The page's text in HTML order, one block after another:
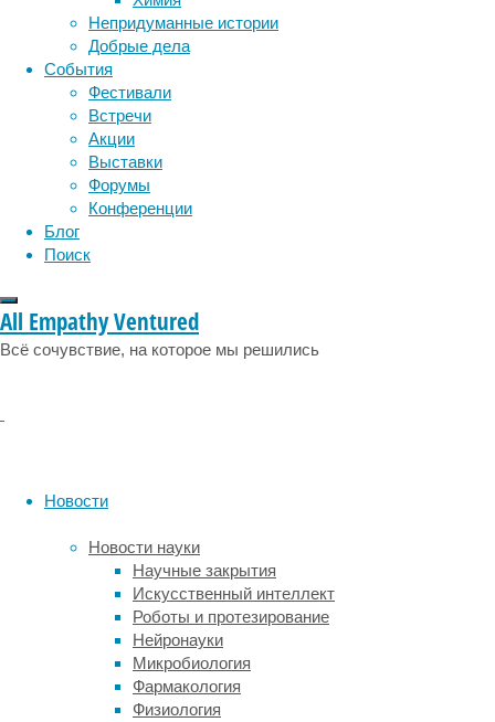
Непридуманные истории
Добрые дела
События
Фестивали
Встречи
Акции
Выставки
Форумы
Конференции
Блог
Поиск
All Empathy Ventured
Всё сочувствие, на которое мы решились
Новости
Новости науки
Научные закрытия
Искусственный интеллект
Роботы и протезирование
Нейронауки
Микробиология
Фармакология
Физиология
детали
на
изображениях.
Рентгенологи
с
приобретением
опыта
учатся
фокусироваться
игнорируя
нерелевантные,
отклонения
то
есть
скорость
нахождения
патологий
зависит
исследования
медицина
мозг наука
нейробиология
нейрофизиология
поведение